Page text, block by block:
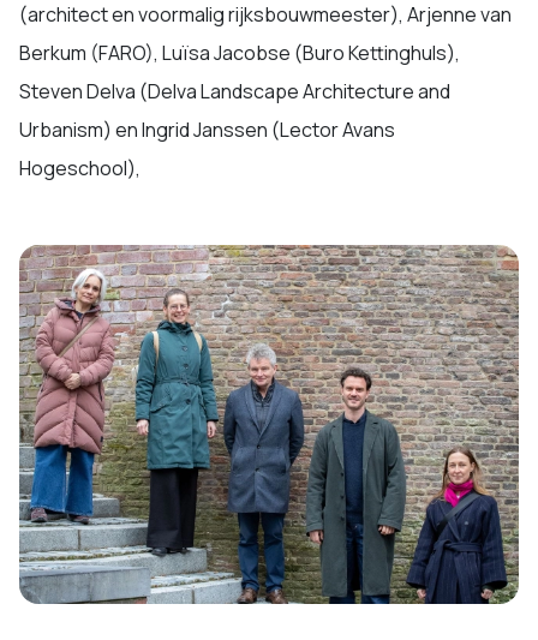
(architect en voormalig rijksbouwmeester), Arjenne van
Berkum (FARO), Luïsa Jacobse (Buro Kettinghuls),
Steven Delva (Delva Landscape Architecture and
Urbanism) en Ingrid Janssen (Lector Avans
Hogeschool),